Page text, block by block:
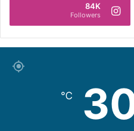
84K
Followers
℃